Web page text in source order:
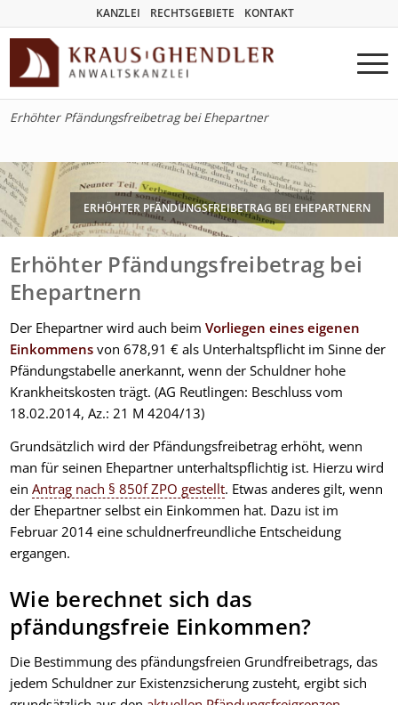
KANZLEI RECHTSGEBIETE KONTAKT
Erhöhter Pfändungsfreibetrag bei Ehepartner
ERHÖHTER PFÄNDUNGSFREIBETRAG BEI EHEPARTNERN
Erhöhter Pfändungsfreibetrag bei
Ehepartnern
Der Ehepartner wird auch beimVorliegen eines eigenen
Einkommens von 678,91 € als Unterhaltspflicht im Sinne der
Pfändungstabelle anerkannt, wenn der Schuldner hohe
Krankheitskosten trägt.(AG Reutlingen: Beschluss vom
18.02.2014, Az.: 21 M 4204/13)
Grundsätzlich wird der Pfändungsfreibetrag erhöht, wenn
man für seinen Ehepartner unterhaltspflichtig ist. Hierzu wird
einAntrag nach § 850f ZPO gestellt. Etwas anderes gilt, wenn
der Ehepartner selbst ein Einkommen hat. Dazu ist im
Februar 2014 eine schuldnerfreundliche Entscheidung
ergangen.
Wie berechnet sich das
pfändungsfreie Einkommen?
Die Bestimmung des pfändungsfreien Grundfreibetrags, das
jedem Schuldner zur Existenzsicherung zusteht, ergibt sich